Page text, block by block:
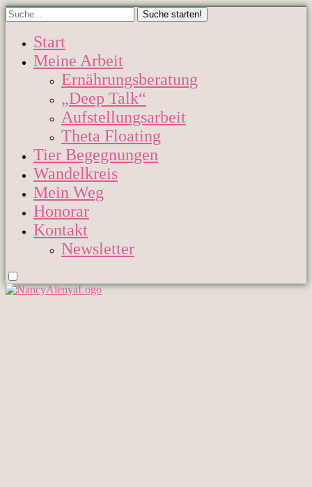
Start
Meine Arbeit
Ernährungsberatung
„Deep Talk“
Aufstellungsarbeit
Theta Floating
Tier Begegnungen
Wandelkreis
Mein Weg
Honorar
Kontakt
Newsletter